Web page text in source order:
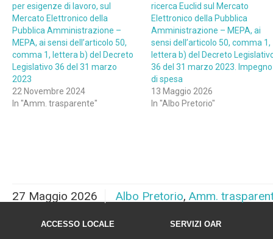
per esigenze di lavoro, sul
Mercato Elettronico della
Pubblica Amministrazione –
MEPA, ai sensi dell’articolo 50,
comma 1, lettera b) del Decreto
Legislativo 36 del 31 marzo
2023
22 Novembre 2024
In "Amm. trasparente"
ricerca Euclid sul Mercato
Elettronico della Pubblica
Amministrazione – MEPA, ai
sensi dell’articolo 50, comma 1,
lettera b) del Decreto
36 del 31 marzo 2023. Impegno
di spesa
13 Maggio 2026
In "Albo Pretorio"
27 Maggio 2026 Albo Pretorio, Amm.
ACCESSO LOCALE SERVIZI OAR